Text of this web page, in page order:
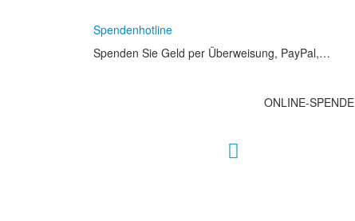
Spendenhotline
Spenden Sie Geld per Überweisung, PayPal,…
ONLINE-SPENDE